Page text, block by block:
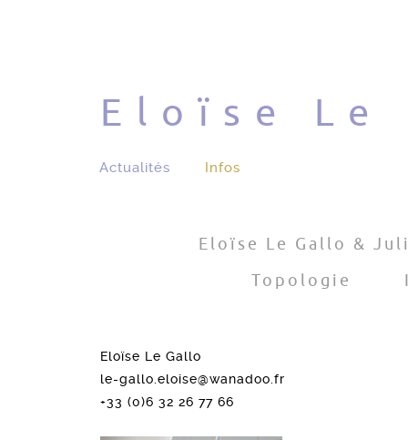
Eloïse Le
Actualités Infos
Eloïse Le Gallo &
Topologie
Eloïse Le Gallo
le-gallo.eloise@wanadoo.fr
+33 (0)6 32 26 77 66